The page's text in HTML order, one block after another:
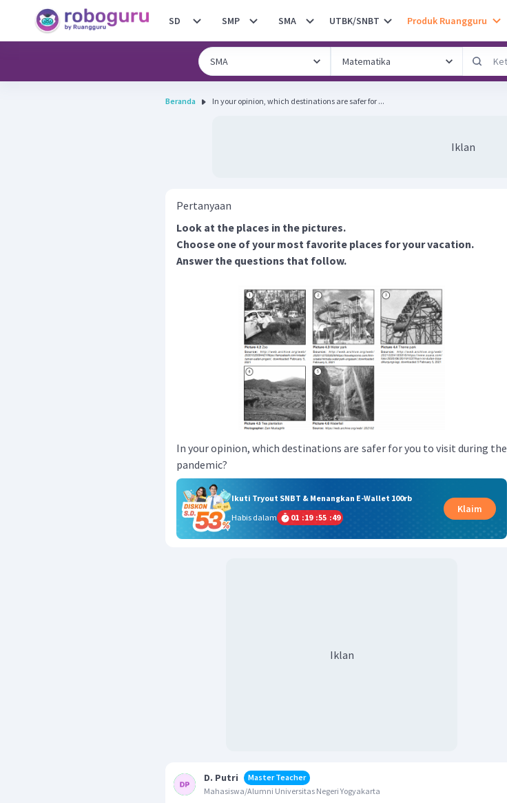
SD SMP SMA UTBK/SNBT Produk Ruangguru
Beranda In your opinion, which destinations are safer for ...
Iklan
Pertanyaan
Look at the places in the pictures.
Choose one of your most favorite places for your vacation.
Answer the questions that follow.
In your opinion, which destinations are safer for you to visit during the
pandemic?
Ikuti Tryout SNBT & Menangkan E-Wallet 100rb
Habis dalam
01 :19 :55 :48
Klaim
Iklan
D. Putri
Master Teacher
Mahasiswa/Alumni Universitas Negeri Yogyakarta